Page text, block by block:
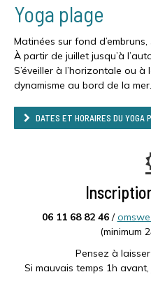
Yoga plage
Matinées sur fond
À partir de juillet jusqu’à
S’éveiller à l’horizontale ou
dynamisme au bord de la mer.
DATES ET HORAIRES DU YOGA
06 11 68 82 46/
(minimum
Pensez à
Si mauvais temps 1h